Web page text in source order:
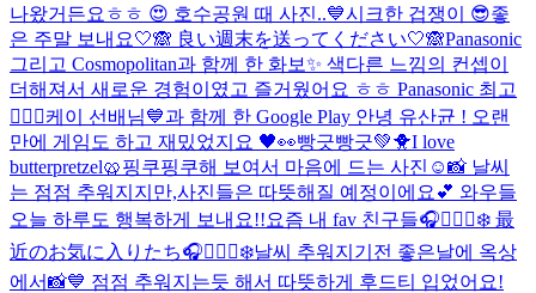
나왔거든요ㅎㅎ 😍 호수공원 때 사진..💙시크한 겁쟁이 😎좋
은 주말 보내요🤍🙈 良い週末を送ってください🤍🙈Panasonic
그리고 Cosmopolitan과 함께 한 화보✨ 색다른 느낌의 컨셉이
더해져서 새로운 경험이였고 즐거웠어요 ㅎㅎ Panasonic 최고
👍🏻💓케이 선배님💙과 함께 한 Google Play 안녕 유산균 ! 오랜
만에 게임도 하고 재밌었지요 🖤👀빵긋빵긋💚🐥I love
butterpretzel🥨핑쿠핑쿠해 보여서 마음에 드는 사진☺️📸 날씨
는 점점 추워지지만,사진들은 따뜻해질 예정이에요💕 와우들
오늘 하루도 행복하게 보내요!!요즘 내 fav 친구들🎧🧘🏻‍♀️❄️ 最
近のお気に入りたち🎧🧘🏻‍♀️❄️날씨 추워지기전 좋은날에 옥상
에서📸💙 점점 추워지는듯 해서 따뜻하게 후드티 입었어요!